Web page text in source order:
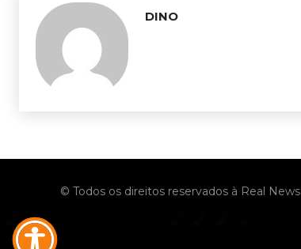
DINO
© Todos os direitos reservados à Real News